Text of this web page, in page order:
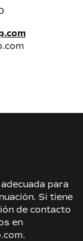
para
Si tiene
de contacto
en